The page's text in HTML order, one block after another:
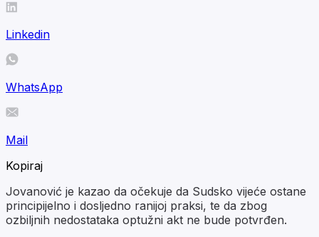
Linkedin
WhatsApp
Mail
Kopiraj
Jovanović je kazao da očekuje da Sudsko vijeće ostane
principijelno i dosljedno ranijoj praksi, te da zbog
ozbiljnih nedostataka optužni akt ne bude potvrđen.